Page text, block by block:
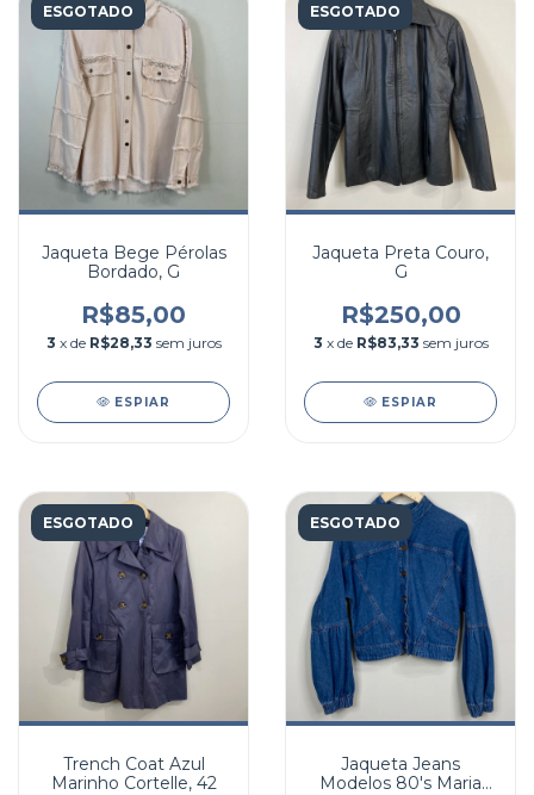
ESGOTADO
Jaqueta Bege Pérolas
Bordado, G
R$85,00
3 x de R$28,33 sem juros
ESPIAR
ESGOTADO
Jaqueta Preta Couro,
G
R$250,00
3 x de R$83,33 sem juros
ESPIAR
ESGOTADO
Trench Coat Azul
Marinho Cortelle, 42
ESGOTADO
Jaqueta Jeans
Modelos 80's Maria